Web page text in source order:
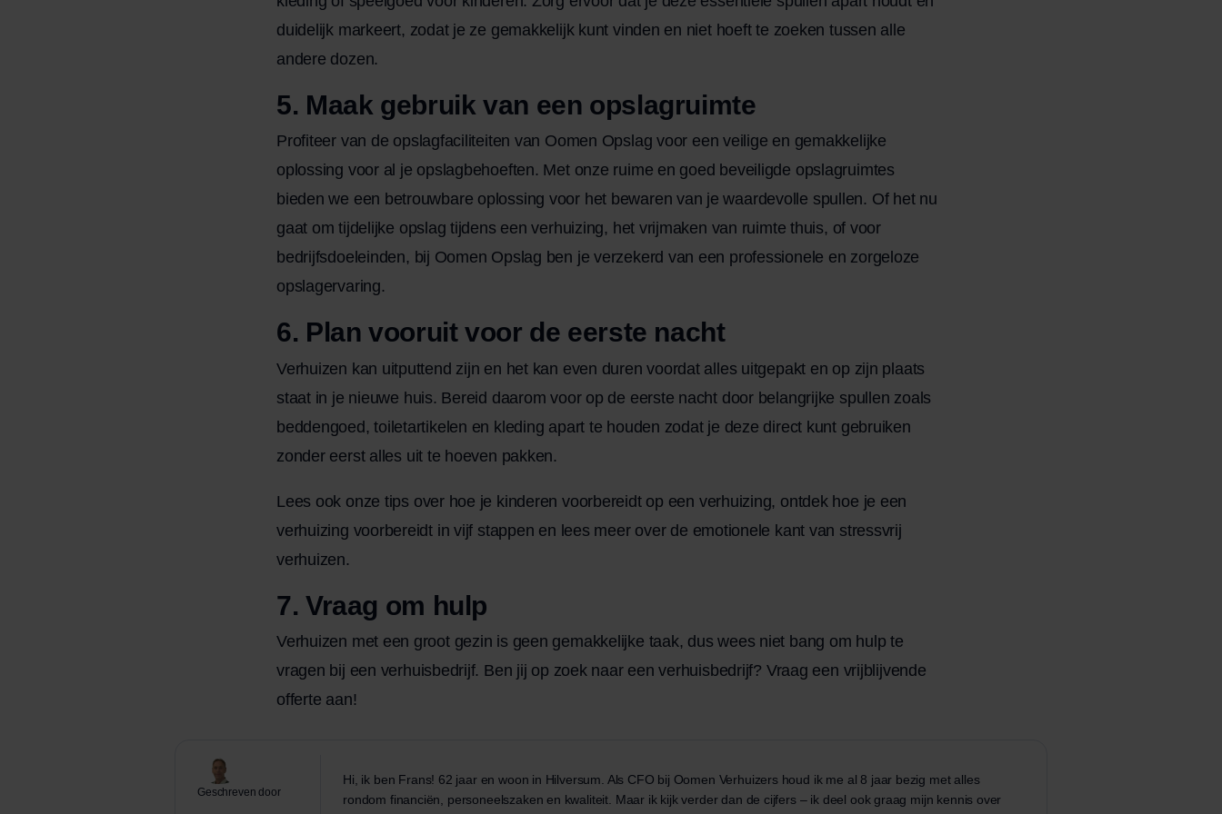
duidelijk markeert, zodat je ze gemakkelijk kunt vinden en niet hoeft te zoeken tussen alle
andere dozen.
5. Maak gebruik van een opslagruimte
Profiteer van de opslagfaciliteiten van Oomen Opslag voor een veilige en gemakkelijke
oplossing voor al je opslagbehoeften. Met onze ruime en goed beveiligde opslagruimtes
bieden we een betrouwbare oplossing voor het bewaren van je waardevolle spullen. Of het nu
gaat om tijdelijke opslag tijdens een verhuizing, het vrijmaken van ruimte thuis, of voor
bedrijfsdoeleinden, bij Oomen Opslag ben je verzekerd van een professionele en zorgeloze
opslagervaring.
6. Plan vooruit voor de eerste nacht
Verhuizen kan uitputtend zijn en het kan even duren voordat alles uitgepakt en op zijn plaats
staat in je nieuwe huis. Bereid daarom voor op de eerste nacht door belangrijke spullen zoals
beddengoed, toiletartikelen en kleding apart te houden zodat je deze direct kunt gebruiken
zonder eerst alles uit te hoeven pakken.
Lees ook onze tips over hoe je kinderen voorbereidt op een verhuizing, ontdek hoe je een
verhuizing voorbereidt in vijf stappen en lees meer over de emotionele kant van stressvrij
verhuizen.
7. Vraag om hulp
Verhuizen met een groot gezin is geen gemakkelijke taak, dus wees niet bang om hulp te
vragen bij een verhuisbedrijf. Ben jij op zoek naar een verhuisbedrijf? Vraag een vrijblijvende
offerte aan!
Geschreven door
Hi, ik ben Frans! 62 jaar en woon in Hilversum. Als CFO bij Oomen Verhuizers houd ik me al 8 jaar bezig met alles
rondom financiën, personeelszaken en kwaliteit. Maar ik kijk verder dan de cijfers – ik deel ook graag mijn kennis over